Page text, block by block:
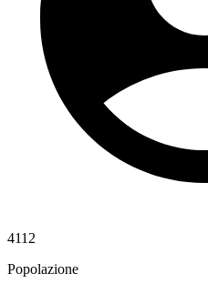
4112
Popolazione